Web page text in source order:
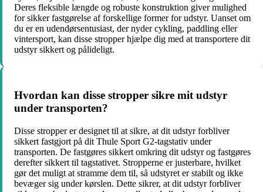
Deres fleksible længde og robuste konstruktion giver mulighed
for sikker fastgørelse af forskellige former for udstyr. Uanset om
du er en udendørsentusiast, der nyder cykling, paddling eller
vintersport, kan disse stropper hjælpe dig med at transportere dit
udstyr sikkert og pålideligt.
Hvordan kan disse stropper sikre mit udstyr
under transporten?
Disse stropper er designet til at sikre, at dit udstyr forbliver
sikkert fastgjort på dit Thule Sport G2-tagstativ under
transporten. De fastgøres sikkert omkring dit udstyr og fastgøres
derefter sikkert til tagstativet. Stropperne er justerbare, hvilket
gør det muligt at stramme dem til, så udstyret er stabilt og ikke
bevæger sig under kørslen. Dette sikrer, at dit udstyr forbliver